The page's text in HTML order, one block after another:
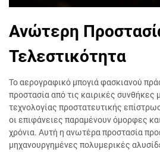
Ανώτερη
Τελεστικότητα
Το αερογραφικό μπογιά φασκιανού
προστασία από τις καιρικές
τεχνολογίας προστατευτικής
οι επιφάνειες παραμένουν όμορφες
χρόνια. Αυτή η ανωτέρα προστασία
μηχανουργημένες πολυμερικές